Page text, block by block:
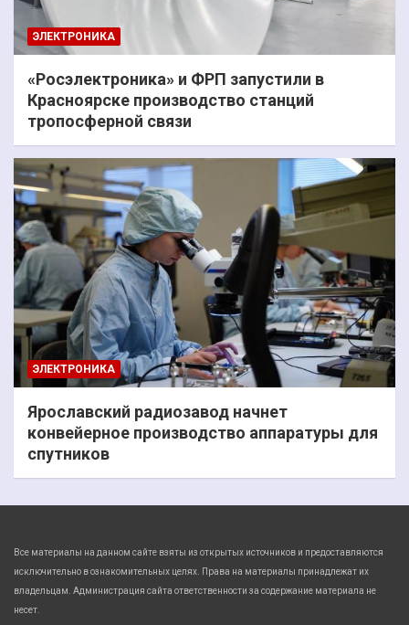
ЭЛЕКТРОНИКА
«Росэлектроника» и ФРП запустили в
Красноярске производство станций
тропосферной связи
ЭЛЕКТРОНИКА
Ярославский радиозавод начнет
конвейерное производство аппаратуры для
спутников
Все материалы на данном сайте взяты из открытых источников и предоставляются
исключительно в ознакомительных целях. Права на материалы принадлежат их
владельцам. Администрация сайта ответственности за содержание материала не
несет.